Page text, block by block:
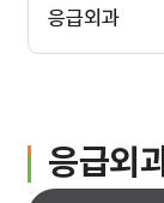
병원소개
응급외과
응급외